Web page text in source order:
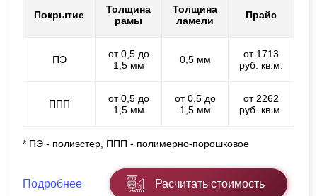
Покрытие
Толщина
рамы
Толщина
ламели
Прайс
ПЭ
от 0,5 до
1,5 мм
0,5 мм
от 1713
руб. кв.м.
ППП
от 0,5 до
1,5 мм
от 0,5 до
1,5 мм
от 2262
руб. кв.м.
* ПЭ - полиэстер, ППП - полимерно-порошковое
Подробнее Расчитать стоимость